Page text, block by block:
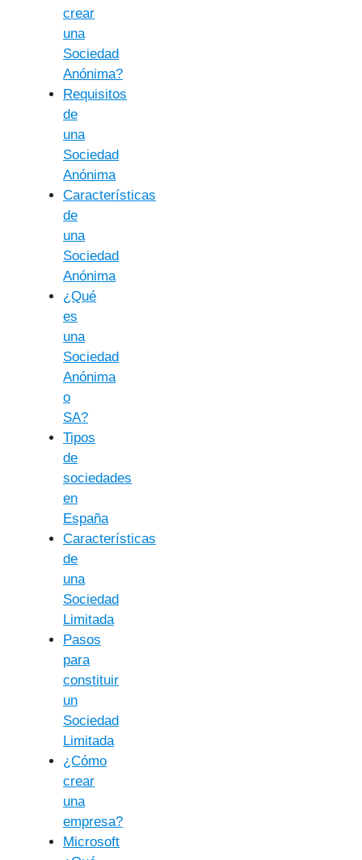
crear
una
Sociedad
Anónima?
Requisitos
de
una
Sociedad
Anónima
Características
de
una
Sociedad
Anónima
¿Qué
es
una
Sociedad
Anónima
o
SA?
Tipos
de
sociedades
en
España
Características
de
una
Sociedad
Limitada
Pasos
para
constituir
un
Sociedad
Limitada
¿Cómo
crear
una
empresa?
Microsoft